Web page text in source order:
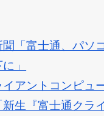
聞「富士通、パソ
」
アントコンピュ
生『富士通クラ